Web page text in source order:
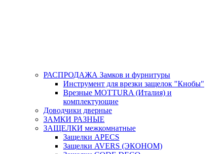
РАСПРОДАЖА Замков и фурнитуры
Инструмент для врезки защелок "Кнобы"
Врезные MOTTURA (Италия) и
комплектующие
Доводчики дверные
ЗАМКИ РАЗНЫЕ
ЗАЩЕЛКИ межкомнатные
Защелки APECS
Защелки AVERS (ЭКОНОМ)